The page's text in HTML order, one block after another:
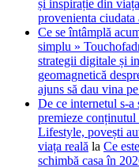
și inspirație din
provenienta
Ce se întâmplă
simplu »
strategii digitale și
geomagnetică
ajuns să dau vina
De ce internetul s-a
premieze
Lifestyle, povești
viața reală la Ce
schimbă casa în